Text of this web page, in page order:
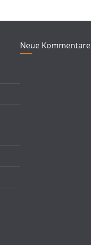
Neue Kommentare